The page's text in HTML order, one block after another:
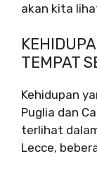
akan kita
TEMPAT
Kehidupan
Puglia dan
terlihat
Lecce,